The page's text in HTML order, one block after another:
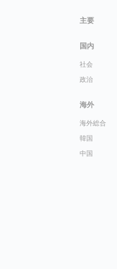
主要
国内
社会
政治
海外
海外総合
韓国
中国